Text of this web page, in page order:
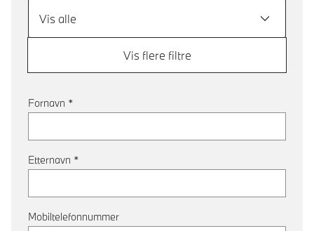
Vis alle
Vis flere filtre
Fornavn *
Etternavn *
Mobiltelefonnummer